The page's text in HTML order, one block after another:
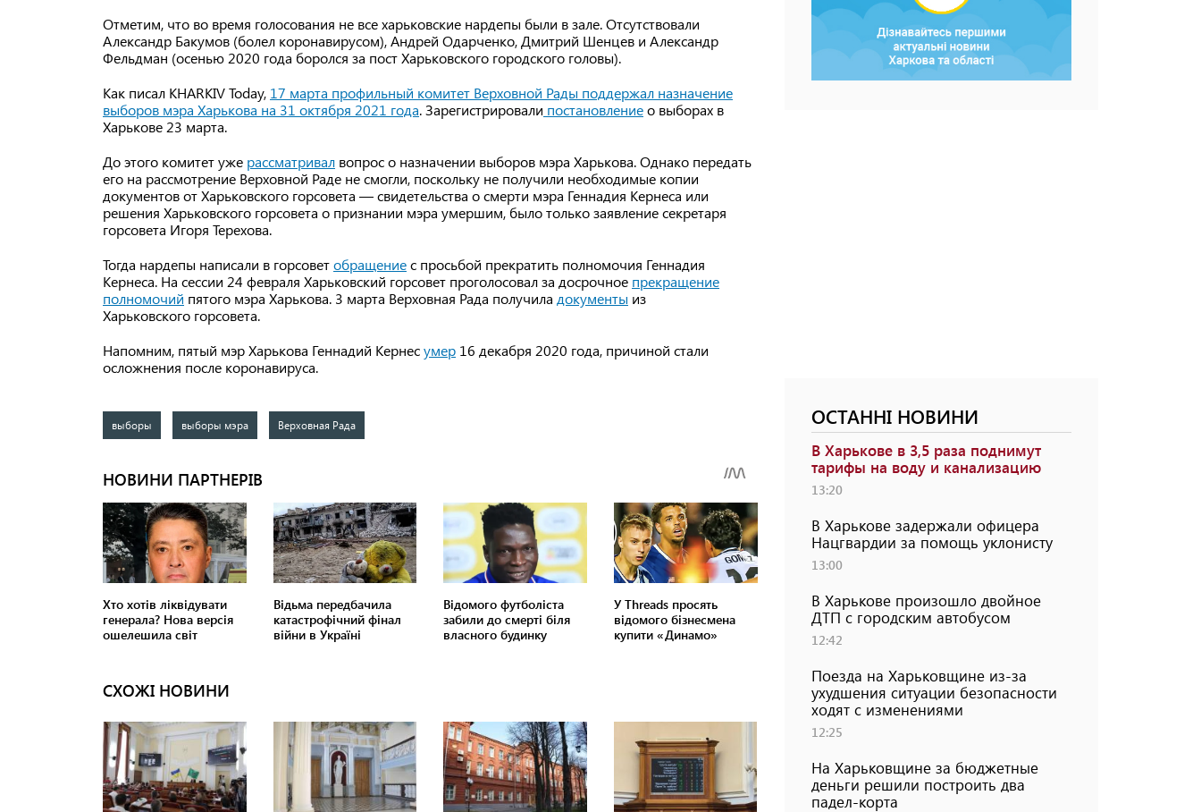
Отметим, что во время голосования не все харьковские нардепы были в зале. Отсутствовали
Александр Бакумов (болел коронавирусом), Андрей Одарченко, Дмитрий Шенцев и Александр
Фельдман (осенью 2020 года боролся за пост Харьковского городского головы).
Как писал KHARKIV Today, 17 марта профильный комитет Верховной Рады поддержал назначение
выборов мэра Харькова на 31 октября 2021 года. Зарегистрировали постановлениео выборах в
Харькове 23 марта.
До этого комитет уже рассматривал вопрос о назначении выборов мэра Харькова. Однако передать
его на рассмотрение Верховной Раде не смогли, поскольку не получили необходимые копии
документов от Харьковского горсовета — свидетельства о смерти мэра Геннадия Кернеса или
решения Харьковского горсовета о признании мэра умершим, было только заявление секретаря
горсовета Игоря Терехова.
Тогда нардепы написали в горсоветобращениес просьбой прекратить полномочия Геннадия
Кернеса. На сессии 24 февраля Харьковский горсовет проголосовал за досрочное прекращение
полномочий пятого мэра Харькова. 3 марта Верховная Рада получила документы из
Харьковского горсовета.
Напомним, пятый мэр Харькова Геннадий Кернесумер 16 декабря 2020 года, причиной стали
осложнения после коронавируса.
выборы выборы мэра Верховная Рада
СХОЖІ НОВИНИ
ОСТАННІ НОВИНИ
В Харькове в 3,5 раза поднимут
тарифы на воду и канализацию
13:20
В Харькове задержали офицера
Нацгвардии за помощь уклонисту
13:00
В Харькове произошло двойное
ДТП с городским автобусом
12:42
Поезда на Харьковщине из-за
ухудшения ситуации безопасности
ходят с изменениями
12:25
На Харьковщине за бюджетные
деньги решили построить два
падел-корта